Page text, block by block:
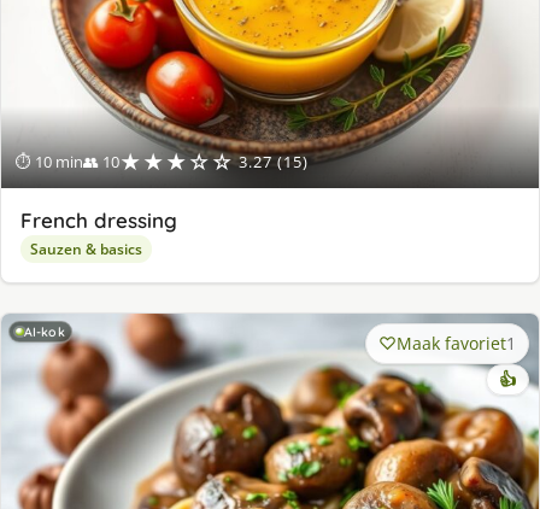
⏱ 10 min👥 10★★★☆☆ 3.27 (15)
French dressing
Sauzen & basics
AI-kok Maak favoriet1
👍